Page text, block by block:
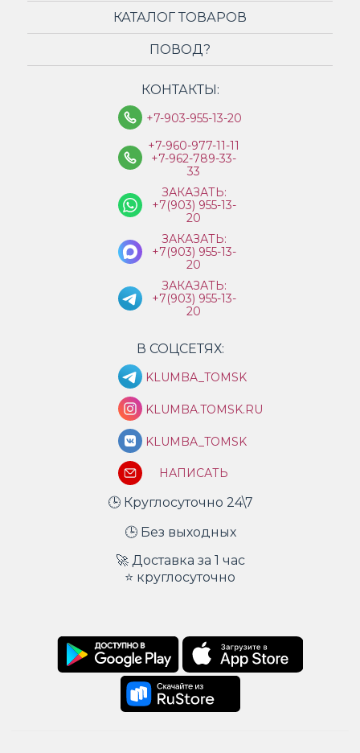
КАТАЛОГ ТОВАРОВ
ПОВОД?
КОНТАКТЫ:
+7-903-955-13-20
+7-960-977-11-11
+7-962-789-33-
33
ЗАКАЗАТЬ:
+7(903) 955-13-
20
ЗАКАЗАТЬ:
+7(903) 955-13-
20
ЗАКАЗАТЬ:
+7(903) 955-13-
20
В СОЦСЕТЯХ:
KLUMBA_TOMSK
KLUMBA.TOMSK.RU
KLUMBA_TOMSK
НАПИСАТЬ
🕒 Круглосуточно 24\7
🕒 Без выходных
🚀 Доставка за 1 час
⭐ круглосуточно